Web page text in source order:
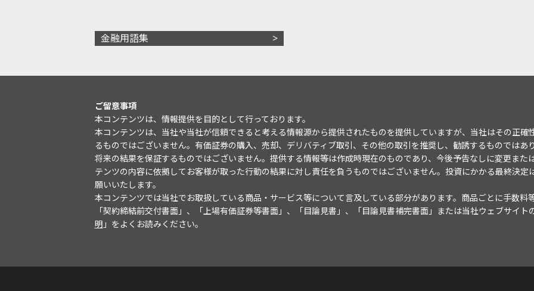
金融用語集
ご留意事項
本コンテンツは、情報提供を目的として行っております。
本コンテンツは、当社や当社が信頼できると考える情報源から提供されたものを提供していますが、当社はその正
るものではございません。有価証券の購入、売却、デリバティブ取引、その他の取引を推奨し、勧誘するものではあ
将来の結果を保証するものではございません。提供する情報等は作成時現在のものであり、今後予告なしに変更また
テンツの内容に依拠してお客様が取った行動の結果に対し責任を負うものではございません。投資にかかる最終決
願いいたします。
本コンテンツでは当社でお取扱している商品・サービス等について言及している部分があります。商品ごとに手数料
「契約締結前交付書面」、「上場有価証券等書面」、「目論見書」、「目論見書補完書面」または当社ウェブサイト
明 」をよくお読みください。